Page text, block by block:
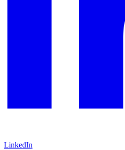
LinkedIn